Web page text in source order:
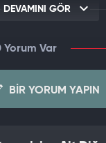
DEVAMINI GÖR
Yorum Var
BIR YORUM YAPIN